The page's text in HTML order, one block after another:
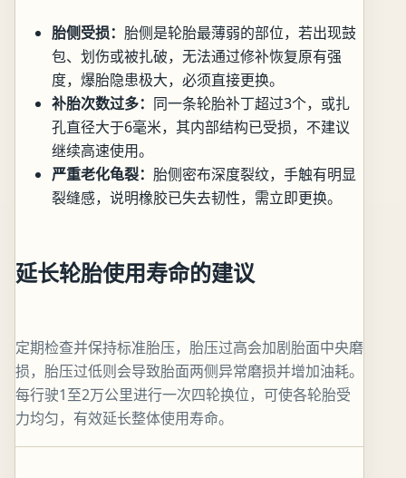
胎侧受损： 胎侧是轮胎最薄弱的部位，若出现鼓
包、划伤或被扎破，无法通过修补恢复原有强
度，爆胎隐患极大，必须直接更换。
补胎次数过多： 同一条轮胎补丁超过3个，或扎
孔直径大于6毫米，其内部结构已受损，不建议
继续高速使用。
严重老化龟裂： 胎侧密布深度裂纹，手触有明显
裂缝感，说明橡胶已失去韧性，需立即更换。
延长轮胎使用寿命的建议
定期检查并保持标准胎压，胎压过高会加剧胎面中央磨
损，胎压过低则会导致胎面两侧异常磨损并增加油耗。
每行驶1至2万公里进行一次四轮换位，可使各轮胎受
力均匀，有效延长整体使用寿命。